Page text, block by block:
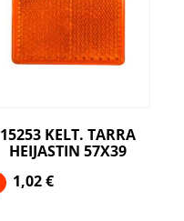
15253 KELT. TARRA
HEIJASTIN 57X39
1,02€